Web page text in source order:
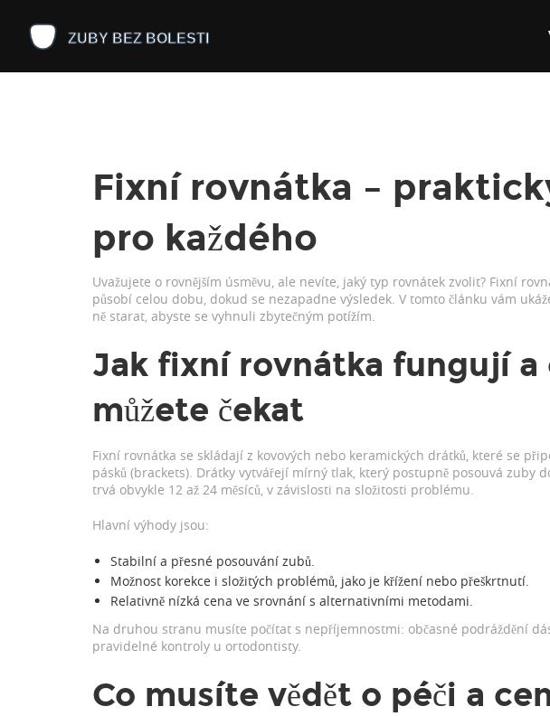
Fixní rovnátka –
pro každého
Uvažujete o rovnějším úsměvu, ale nevíte, jaký typ rovnátek zvolit? Fixní
působí celou dobu, dokud se nezapadne výsledek. V tomto článku vám
ně starat, abyste se vyhnuli zbytečným potížím.
Jak fixní rovnátka fungují a
můžete čekat
Fixní rovnátka se skládají z kovových nebo keramických drátků, které se
pásků (brackets). Drátky vytvářejí mírný tlak, který postupně posouvá zuby
trvá obvykle 12 až 24 měsíců, v závislosti na složitosti problému.
Hlavní výhody jsou:
Stabilní a přesné posouvání zubů.
Možnost korekce i složitých problémů, jako je křížení nebo přeškrtnutí.
Relativně nízká cena ve srovnání s alternativními metodami.
Na druhou stranu musíte počítat s nepříjemnostmi: občasné podráždění
pravidelné kontroly u ortodontisty.
Co musíte vědět o péči a